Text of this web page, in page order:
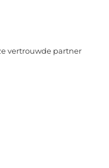
vertrouwde partner